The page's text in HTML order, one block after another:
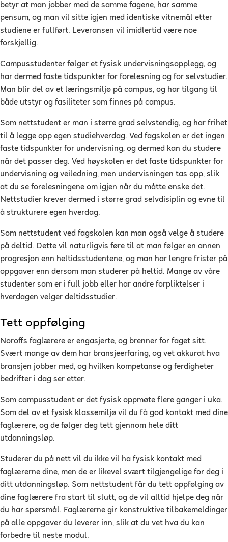
betyr at man jobber med de samme fagene, har samme
pensum, og man vil sitte igjen med identiske vitnemål etter
studiene er fullført. Leveransen vil imidlertid være noe
forskjellig.
Campusstudenter følger et fysisk undervisningsopplegg, og
har dermed faste tidspunkter for forelesning og for selvstudier.
Man blir del av et læringsmiljø på campus, og har tilgang til
både utstyr og fasiliteter som finnes på campus.
Som nettstudent er man i større grad selvstendig, og har frihet
til å legge opp egen studiehverdag. Ved fagskolen er det ingen
faste tidspunkter for undervisning, og dermed kan du studere
når det passer deg. Ved høyskolen er det faste tidspunkter for
undervisning og veiledning, men undervisningen tas opp, slik
at du se forelesningene om igjen når du måtte ønske det.
Nettstudier krever dermed i større grad selvdisiplin og evne til
å strukturere egen hverdag.
Som nettstudent ved fagskolen kan man også velge å studere
på deltid. Dette vil naturligvis føre til at man følger en annen
progresjon enn heltidsstudentene, og man har lengre frister på
oppgaver enn dersom man studerer på heltid. Mange av våre
studenter som er i full jobb eller har andre forpliktelser i
hverdagen velger deltidsstudier.
Tett oppfølging
Noroffs faglærere er engasjerte, og brenner for faget sitt.
Svært mange av dem har bransjeerfaring, og vet akkurat hva
bransjen jobber med, og hvilken kompetanse og ferdigheter
bedrifter i dag ser etter.
Som campusstudent er det fysisk oppmøte flere ganger i uka.
Som del av et fysisk klassemiljø vil du få god kontakt med dine
faglærere, og de følger deg tett gjennom hele ditt
utdanningsløp.
Studerer du på nett vil du ikke vil ha fysisk kontakt med
faglærerne dine, men de er likevel svært tilgjengelige for deg i
ditt utdanningsløp. Som nettstudent får du tett oppfølging av
dine faglærere fra start til slutt, og de vil alltid hjelpe deg når
du har spørsmål. Faglærerne gir konstruktive tilbakemeldinger
på alle oppgaver du leverer inn, slik at du vet hva du kan
forbedre til neste modul.